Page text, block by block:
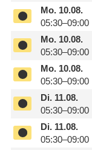
Mo.10.08.
05:30–09:00
Mo.10.08.
05:30–09:00
Mo.10.08.
05:30–09:00
Di.11.08.
05:30–09:00
Di.11.08.
05:30–09:00